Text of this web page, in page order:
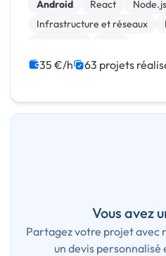
Android React Node.js
Infrastructure et réseaux
35 €/h 63 projets
Vous avez
Partagez votre projet avec
un devis personnalisé